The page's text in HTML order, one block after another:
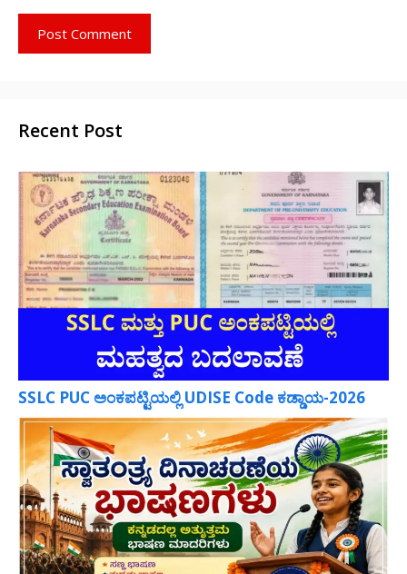
Recent Post
SSLC PUC ಅಂಕಪಟ್ಟಿಯಲ್ಲಿ UDISE Code ಕಡ್ಡಾಯ-2026